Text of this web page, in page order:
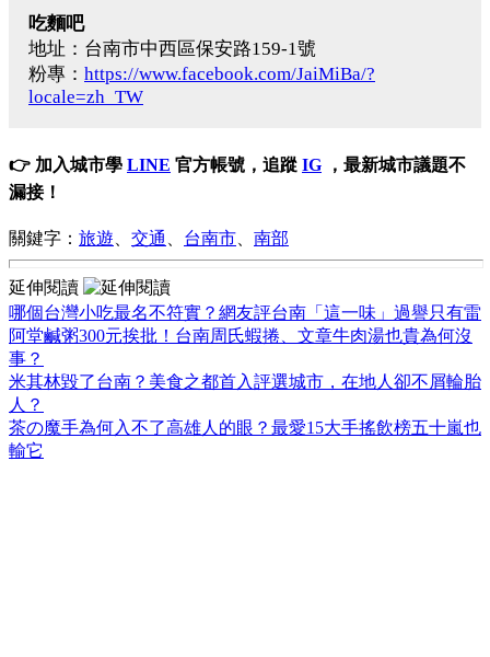
吃麵吧
地址：台南市中西區保安路159-1號
粉專： https://www.facebook.com/JaiMiBa/?
locale=zh_TW
👉 加入城市學 LINE 官方帳號，追蹤 IG ，最新城市議題不
漏接！
關鍵字： 旅遊 交通 台南市 南部
延伸閱讀
哪個台灣小吃最名不符實？網友評台南「這一味」過譽只有雷
阿堂鹹粥300元挨批！台南周氏蝦捲、文章牛肉湯也貴為何沒
事？
米其林毀了台南？美食之都首入評選城市，在地人卻不屑輪胎
人？
茶の魔手為何入不了高雄人的眼？最愛15大手搖飲榜五十嵐也
輸它